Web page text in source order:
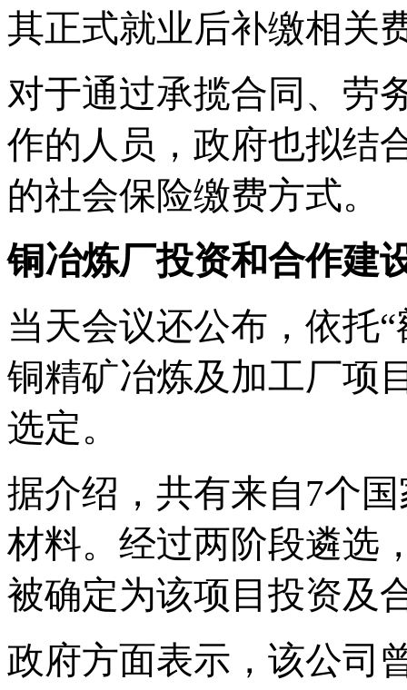
其正式就业后补缴相关
对于通过承揽合同、劳
作的人员，政府也拟结
的社会保险缴费方式。
铜冶炼厂投资和合作建
当天会议还公布，依托
铜精矿冶炼及加工厂项
选定。
据介绍，共有来自7个
材料。经过两阶段遴选
被确定为该项目投资及
政府方面表示，该公司